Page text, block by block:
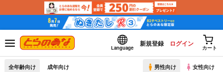
Language
新規登録 ログイン
カート
全年齢向け 成年向け 男性向け 女性向け